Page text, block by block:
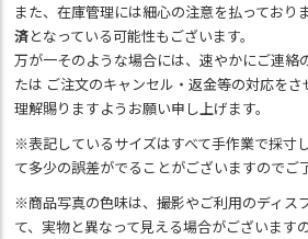
また、在庫管理には細心の注意を払っており
済となっている可能性もございます。
万が一そのような場合には、速やかにご連絡
たは ご注文のキャンセル・返金等の対応を
理解賜りますようお願い申し上げます。
※表記しているサイズはすべて手作業で採寸
て多少の誤差がでることがございますのでご
※商品写真の色味は、撮影やご利用のディス
て、実物と異なって見える場合がございます